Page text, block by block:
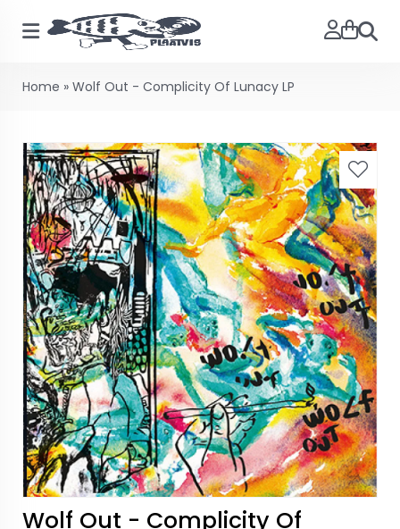
Search
Home » Wolf Out - Complicity Of Lunacy LP
Wolf Out - Complicity Of